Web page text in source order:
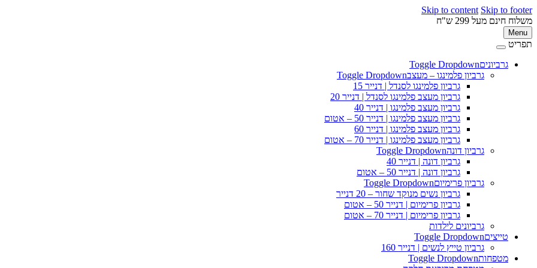
Skip to content Skip to footer
משלוח חינם מעל 299 ש"ח
Menu
תפריט
גרביוניםToggle Dropdown
גרביון פלמינגו – מעצבToggle Dropdown
גרביון פלמינגו לסנדל | דנייר 15
גרביון מעצב פלמינגו לסנדל | דנייר 20
גרביון מעצב פלמינגו | דנייר 40
גרביון מעצב פלמינגו | דנייר 50 – אטום
גרביון מעצב פלמינגו | דנייר 60
גרביון מעצב פלמינגו | דנייר 70 – אטום
גרביון דונהToggle Dropdown
גרביון דונה | דנייר 40
גרביון דונה | דנייר 50 – אטום
גרביון פרימיוםToggle Dropdown
גרביון נשים מנוקד שחור – 20 דנייר
גרביון פרימיום | דנייר 50 – אטום
גרביון פרימיום | דנייר 70 – אטום
גרביונים לילדות
טייציםToggle Dropdown
גרביון טייץ לנשים | דנייר 160
מטפחותToggle Dropdown